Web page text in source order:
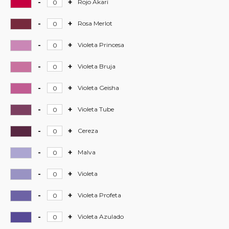
Rojo
määrä
Rojo Akari
-
Hardcore
Rosa
määrä
+ Rosa Merlot
-
Hardcore
Violeta
määrä
+ Violeta Princesa
-
Hardcore
Violeta
määrä
+ Violeta Bruja
-
Hardcore
Violeta
määrä
+ Violeta Geisha
-
Hardcore
Violeta
määrä
+ Violeta Tube
-
Hardcore
Cereza
+ Cereza
-
Hardcore
Malva
+ Malva
-
Hardcore
Violeta
+ Violeta
-
Hardcore
Violeta
+ Violeta Profeta
-
Hardcore
+ Violeta Azulado